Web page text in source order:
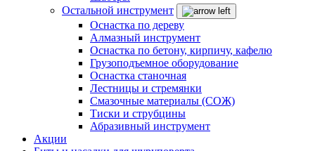
Остальной инструмент
Оснастка по дереву
Алмазный инструмент
Оснастка по бетону, кирпичу, кафелю
Грузоподъемное оборудование
Оснастка станочная
Лестницы и стремянки
Смазочные материалы (СОЖ)
Тиски и струбцины
Абразивный инструмент
Акции